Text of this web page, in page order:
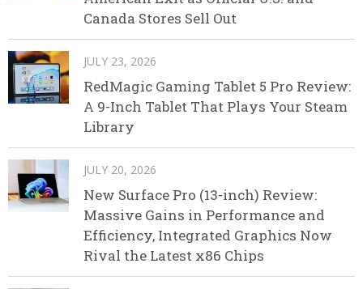
Canada Stores Sell Out
JULY 23, 2026
RedMagic Gaming Tablet 5 Pro Review:
A 9-Inch Tablet That Plays Your Steam
Library
JULY 20, 2026
New Surface Pro (13-inch) Review:
Massive Gains in Performance and
Efficiency, Integrated Graphics Now
Rival the Latest x86 Chips